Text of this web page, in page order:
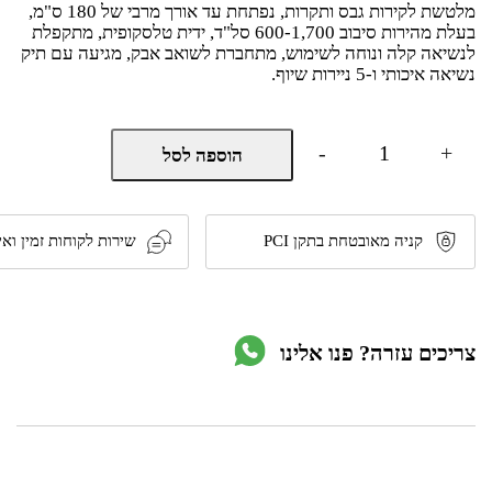
מלטשת לקירות גבס ותקרות, נפתחת עד אורך מרבי של 180 ס"מ,
בעלת מהירות סיבוב 600-1,700 סל"ד, ידית טלסקופית, מתקפלת
לנשיאה קלה ונוחה לשימוש, מתחברת לשואב אבק, מגיעה עם תיק
נשיאה איכותי ו-5 ניירות שיוף.
-
כמות
מלטשת
לקירות
גבס
750W
דגם
Stanley
+ הוספה לסל
קניה מאובטחת בתקן PCI שירות לקוחות זמין
צריכים עזרה? פנו אלינו